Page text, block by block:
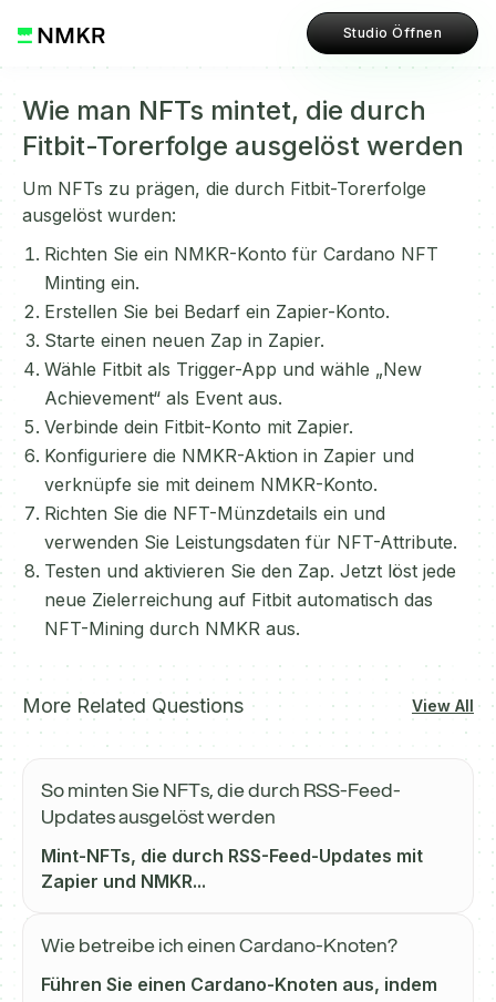
Studio Öffnen
Wie man NFTs mintet, die durch
Fitbit-Torerfolge ausgelöst werden
Um NFTs zu prägen, die durch Fitbit-Torerfolge
ausgelöst wurden:
Richten Sie ein NMKR-Konto für Cardano NFT
Minting ein.
Erstellen Sie bei Bedarf ein Zapier-Konto.
Starte einen neuen Zap in Zapier.
Wähle Fitbit als Trigger-App und wähle „New
Achievement“ als Event aus.
Verbinde dein Fitbit-Konto mit Zapier.
Konfiguriere die NMKR-Aktion in Zapier und
verknüpfe sie mit deinem NMKR-Konto.
Richten Sie die NFT-Münzdetails ein und
verwenden Sie Leistungsdaten für NFT-Attribute.
Testen und aktivieren Sie den Zap. Jetzt löst jede
neue Zielerreichung auf Fitbit automatisch das
NFT-Mining durch NMKR aus.
More Related Questions View All
So minten Sie NFTs, die durch RSS-Feed-
Updates ausgelöst werden
Mint-NFTs, die durch RSS-Feed-Updates mit
Zapier und NMKR...
Wie betreibe ich einen Cardano-Knoten?
Führen Sie einen Cardano-Knoten aus, indem